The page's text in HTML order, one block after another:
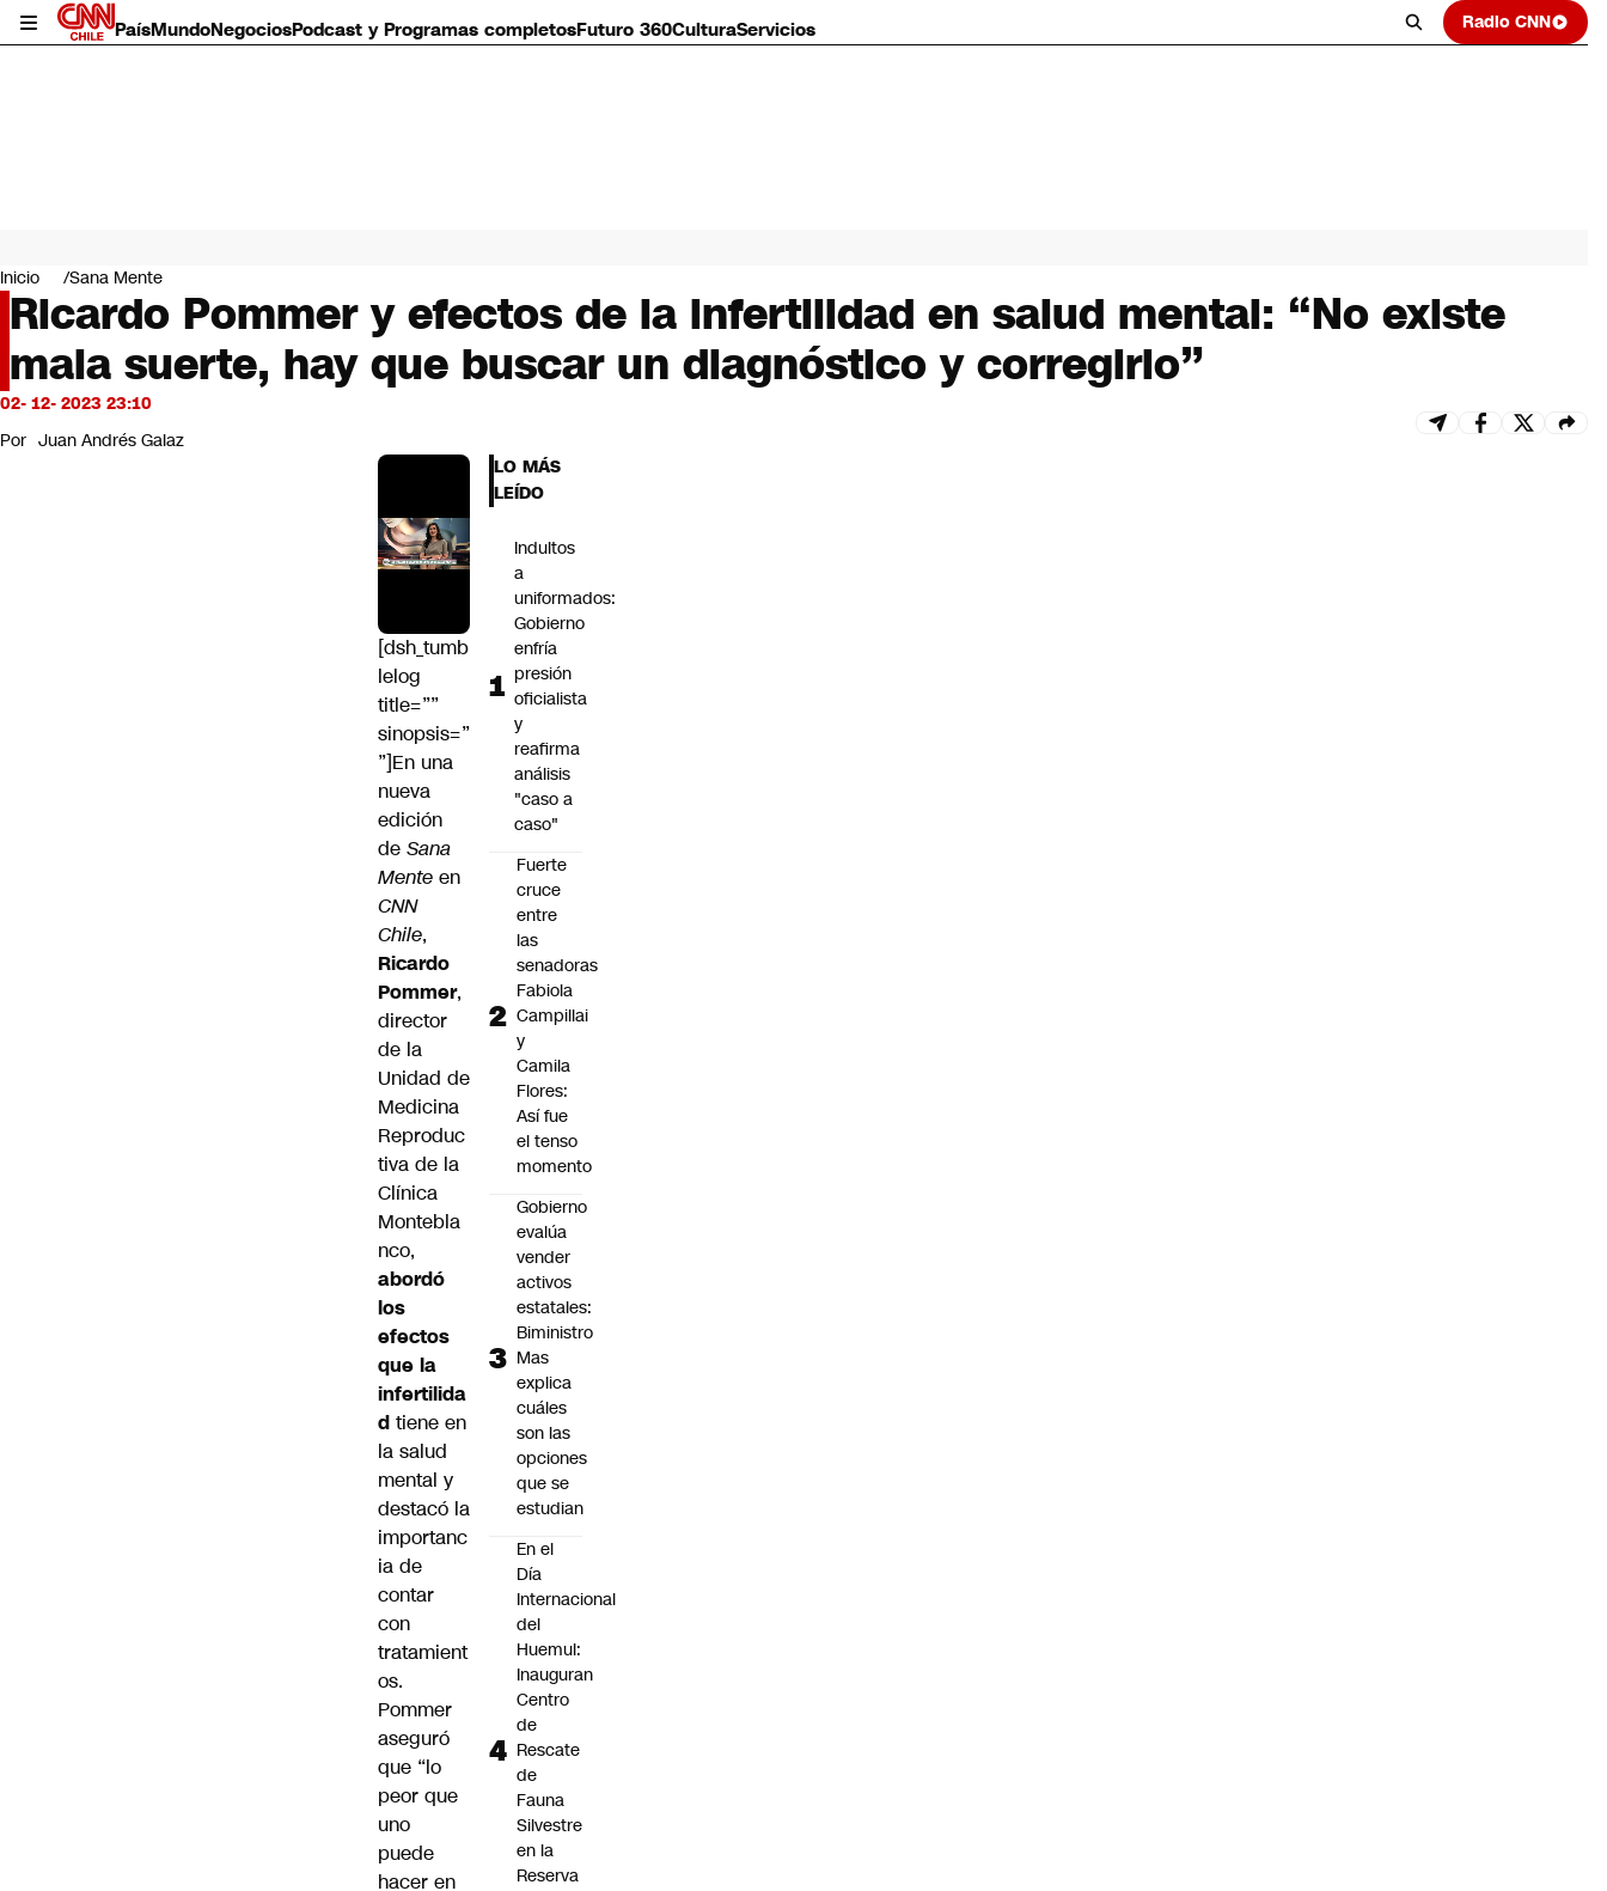
PaísMundoNegociosPodcast y Programas completosFuturo 360CulturaServicios Radio CNN
Mundo
Negocios
Deportes
Programas completos
Cultura
Servicios
Bits
CNN Data
Inicio Sana Mente
Ricardo Pommer y efectos de la infertilidad en salud mental: “No existe
mala suerte, hay que buscar un diagnóstico y corregirlo”
02- 12- 2023 23:10
Por Juan Andrés Galaz
[dsh_tumb
lelog
title=””
sinopsis=”
”]En una
nueva
edición
de Sana
Mente en
CNN
Chile,
Ricardo
Pommer,
director
de la
Unidad de
Medicina
Reproduc
tiva de la
Clínica
Montebla
nco,
abordó
los
efectos
que la
infertilida
d tiene en
la salud
mental y
destacó la
importanc
ia de
contar
con
tratamient
os.
Pommer
aseguró
que “lo
peor que
uno
puede
hacer en
LO MÁS
LEÍDO
Indultos
a
uniformados:
Gobierno
enfría
presión
oficialista
y
reafirma
análisis
"caso a
caso"
Fuerte
cruce
entre
las
senadoras
Fabiola
Campillai
y
Camila
Flores:
Así fue
el tenso
momento
Gobierno
evalúa
vender
activos
estatales:
Biministro
Mas
explica
cuáles
son las
opciones
que se
estudian
En el
Día
Internacional
del
Huemul:
Inauguran
Centro
de
Rescate
de
Fauna
Silvestre
en la
Reserva